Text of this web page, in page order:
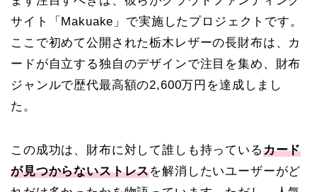
サイト「Makuake」で実施したプロジェクトです。
ここで初めて公開された栃木レザーの長財布は、カ
ードが自立する独自のデザインで注目を集め、財布
ジャンルで歴代最高額の2,600万円を達成しまし
た。
この成功は、財布に対して誰しも持っているカード
が見つからないストレスを解消したいユーザーがど